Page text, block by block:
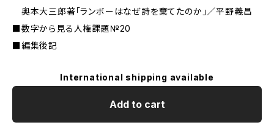
奥本大三郎著「ランボーはなぜ詩を棄てたのか」／平野義昌
■数字から見る人権課題№20
■編集後記
International shipping available
Add to cart